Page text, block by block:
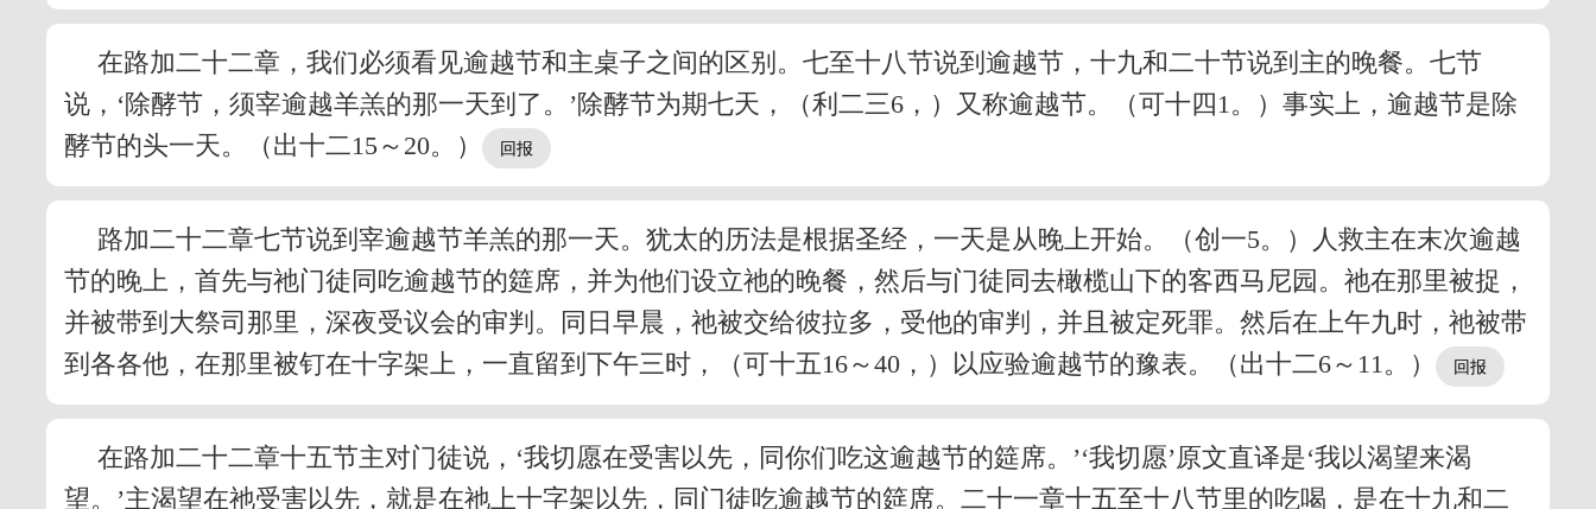
在路加二十二章，我们必须看见逾越节和主桌子之间的区别。七至十八节说到逾越节，十九和二十节说到主的晚餐。七节
说，‘除酵节，须宰逾越羊羔的那一天到了。’除酵节为期七天，（利二三6，）又称逾越节。（可十四1。）事实上，逾越节是除
酵节的头一天。（出十二15～20。）
路加二十二章七节说到宰逾越节羊羔的那一天。犹太的历法是根据圣经，一天是从晚上开始。（创一5。）人救主在末次逾越
节的晚上，首先与祂门徒同吃逾越节的筵席，并为他们设立祂的晚餐，然后与门徒同去橄榄山下的客西马尼园。祂在那里被捉，
并被带到大祭司那里，深夜受议会的审判。同日早晨，祂被交给彼拉多，受他的审判，并且被定死罪。然后在上午九时，祂被带
到各各他，在那里被钉在十字架上，一直留到下午三时，（可十五16～40，）以应验逾越节的豫表。（出十二6～11。）
在路加二十二章十五节主对门徒说，‘我切愿在受害以先，同你们吃这逾越节的筵席。’‘我切愿’原文直译是‘我以渴望来渴
望。’主渴望在祂受害以先，就是在祂上十字架以先，同门徒吃逾越节的筵席。二十一章十五至十八节里的吃喝，是在十九和二